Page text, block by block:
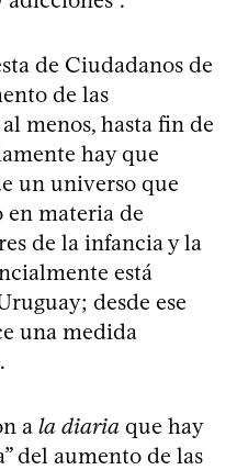
de Ciudadanos de
de las
menos, hasta fin de
hay que
un universo que
en materia de
de la infancia y la
está
desde ese
una medida
a la diaria que hay
del aumento de las